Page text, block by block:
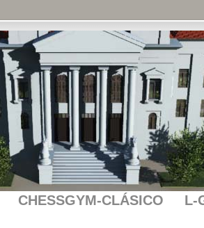
CHESSGYM-CLÁSICO L-